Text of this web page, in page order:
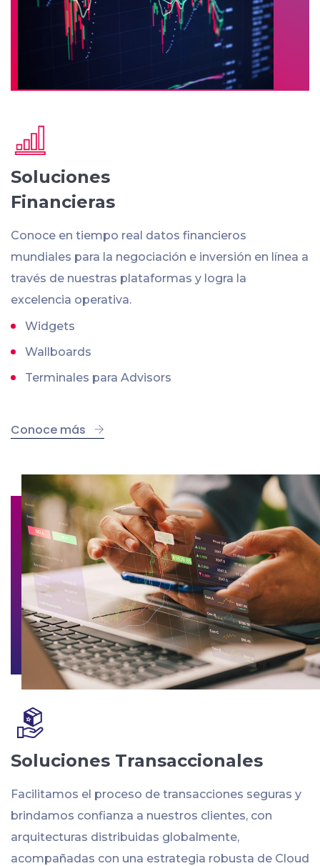
Soluciones
Financieras
Conoce en tiempo real datos financieros
mundiales para la negociación e inversión en línea a
través de nuestras plataformas y logra la
excelencia operativa.
Widgets
Wallboards
Terminales para Advisors
Conoce más
Soluciones Transaccionales
Facilitamos el proceso de transacciones seguras y
brindamos confianza a nuestros clientes, con
arquitecturas distribuidas globalmente,
acompañadas con una estrategia robusta de Cloud